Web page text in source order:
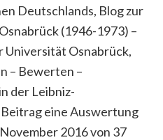
Deutschlands, Blog zur
(1946-1973) –
Osnabrück,
– Bewerten –
der Leibniz-
eine Auswertung
2016 von 37